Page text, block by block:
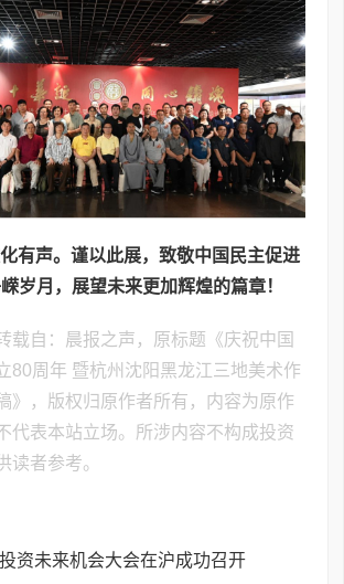
有声。谨以此展，致敬中国民主促进
岁月，展望未来更加辉煌的篇章！
载自：晨报之声，原标题《庆祝中国
80周年 暨杭州沈阳黑龙江三地美术作
》，版权归原作者所有，内容为原作
代表本站立场。所涉内容不构成投资
读者参考。
资未来机会大会在沪成功召开